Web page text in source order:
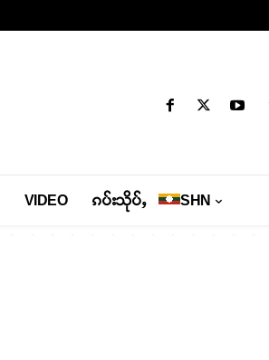
VIDEO ၵပ်းသိုပ်ႇ SHN